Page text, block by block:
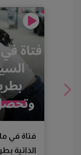
فتاة في
الذاتية